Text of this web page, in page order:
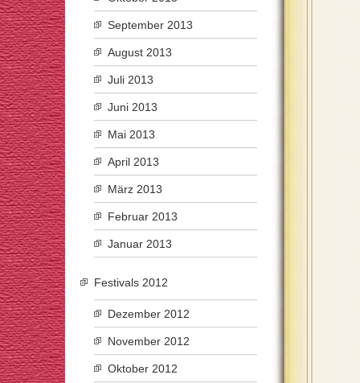
September 2013
August 2013
Juli 2013
Juni 2013
Mai 2013
April 2013
März 2013
Februar 2013
Januar 2013
Festivals 2012
Dezember 2012
November 2012
Oktober 2012